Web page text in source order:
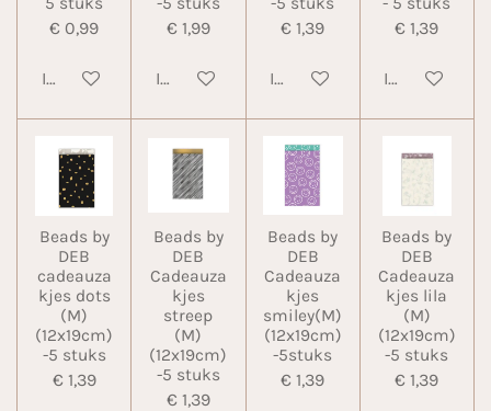
€ 0,99
In winkelwagen
€ 1,99
In winkelwagen
€ 1,39
In winkelwagen
€ 1,39
In
Beads by
DEB
cadeauza
kjes dots
(M)
(12x19cm)
-5 stuks
€ 1,39
Beads by
DEB
Cadeauza
kjes
streep
(M)
(12x19cm)
-5 stuks
€ 1,39
Beads by
DEB
Cadeauza
kjes
smiley(M)
(12x19cm)
-5stuks
€ 1,39
Beads by
DEB
Cadeauza
kjes lila
(M)
(12x19cm)
-5 stuks
€ 1,39